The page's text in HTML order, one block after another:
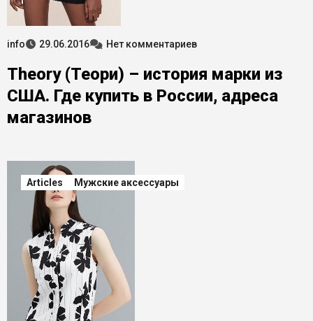
info 29.06.2016 Нет комментариев
Theory (Теори) – история марки из
США. Где купить в России, адреса
магазинов
Articles Мужские аксессуары